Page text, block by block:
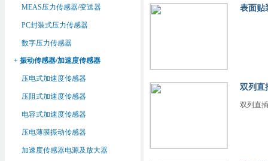
MEAS压力传感器/变送器
PC封装式压力传感器
数字压力传感器
+ 振动传感器/加速度传感器
压电式加速度传感器
压阻式加速度传感器
电容式加速度传感器
压电薄膜振动传感器
加速度传感器电源及放大器
表面贴
双列直
双列直